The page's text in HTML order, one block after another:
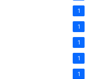
1
1
1
1
1